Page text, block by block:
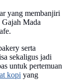
yang membanjiri
Mada
serta
sekaligus jadi
untuk pertemuan
kopi yang